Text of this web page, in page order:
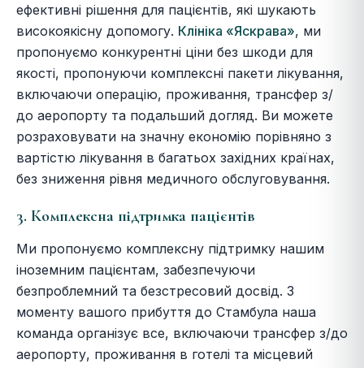
ефективні рішення для пацієнтів, які шукають
високоякісну допомогу. Клініка «Яскрава», ми
пропонуємо конкурентні ціни без шкоди для
якості, пропонуючи комплексні пакети лікування,
включаючи операцію, проживання, трансфер з/
до аеропорту та подальший догляд. Ви можете
розраховувати на значну економію порівняно з
вартістю лікування в багатьох західних країнах,
без зниження рівня медичного обслуговування.
3. Комплексна підтримка пацієнтів
Ми пропонуємо комплексну підтримку нашим
іноземним пацієнтам, забезпечуючи
безпроблемний та безстресовий досвід. З
моменту вашого прибуття до Стамбула наша
команда організує все, включаючи трансфер з/до
аеропорту, проживання в готелі та місцевий